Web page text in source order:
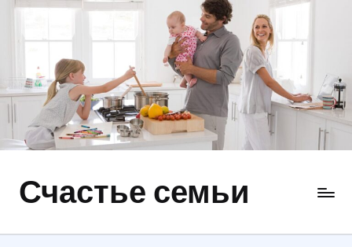
содержимому
Счастье семьи
Быт,
отношения